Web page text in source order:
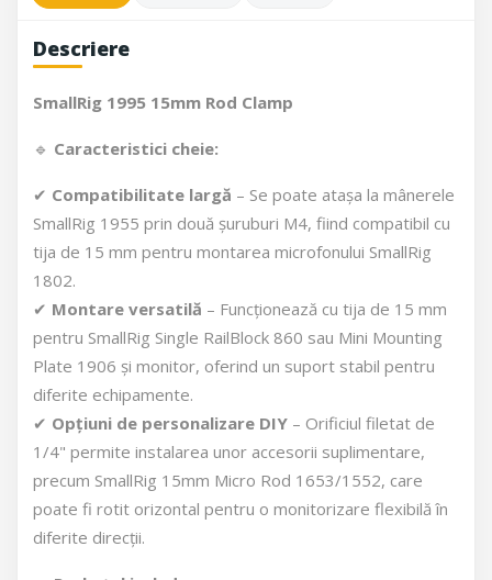
Descriere
SmallRig 1995 15mm Rod Clamp
🔹 Caracteristici cheie:
✔ Compatibilitate largă – Se poate atașa la mânerele
SmallRig 1955 prin două șuruburi M4, fiind compatibil cu
tija de 15 mm pentru montarea microfonului SmallRig
1802.
✔ Montare versatilă – Funcționează cu tija de 15 mm
pentru SmallRig Single RailBlock 860 sau Mini Mounting
Plate 1906 și monitor, oferind un suport stabil pentru
diferite echipamente.
✔ Opțiuni de personalizare DIY – Orificiul filetat de
1/4" permite instalarea unor accesorii suplimentare,
precum SmallRig 15mm Micro Rod 1653/1552, care
poate fi rotit orizontal pentru o monitorizare flexibilă în
diferite direcții.